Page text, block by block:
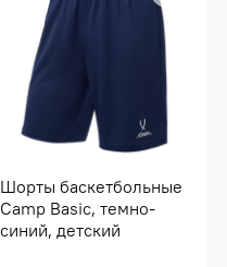
Шорты баскетбольные
Camp Basic, темно-
синий, детский